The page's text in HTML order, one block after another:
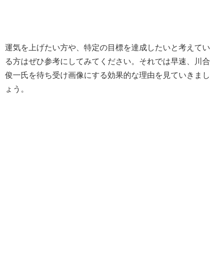
運気を上げたい方や、特定の目標を達成したいと考えてい
る方はぜひ参考にしてみてください。それでは早速、川合
俊一氏を待ち受け画像にする効果的な理由を見ていきまし
ょう。